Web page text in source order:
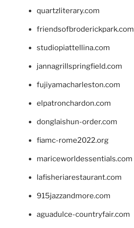
quartzliterary.com
friendsofbroderickpark.com
studiopiattellina.com
jannagrillspringfield.com
fujiyamacharleston.com
elpatronchardon.com
donglaishun-order.com
fiamc-rome2022.org
mariceworldessentials.com
lafisheriarestaurant.com
915jazzandmore.com
aguadulce-countryfair.com